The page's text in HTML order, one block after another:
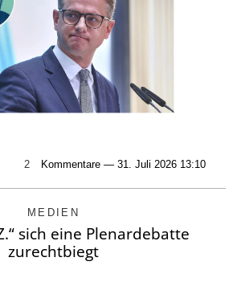
2 Kommentare — 31. Juli 2026 13:10
MEDIEN
sich eine Plenardebatte
zurechtbiegt